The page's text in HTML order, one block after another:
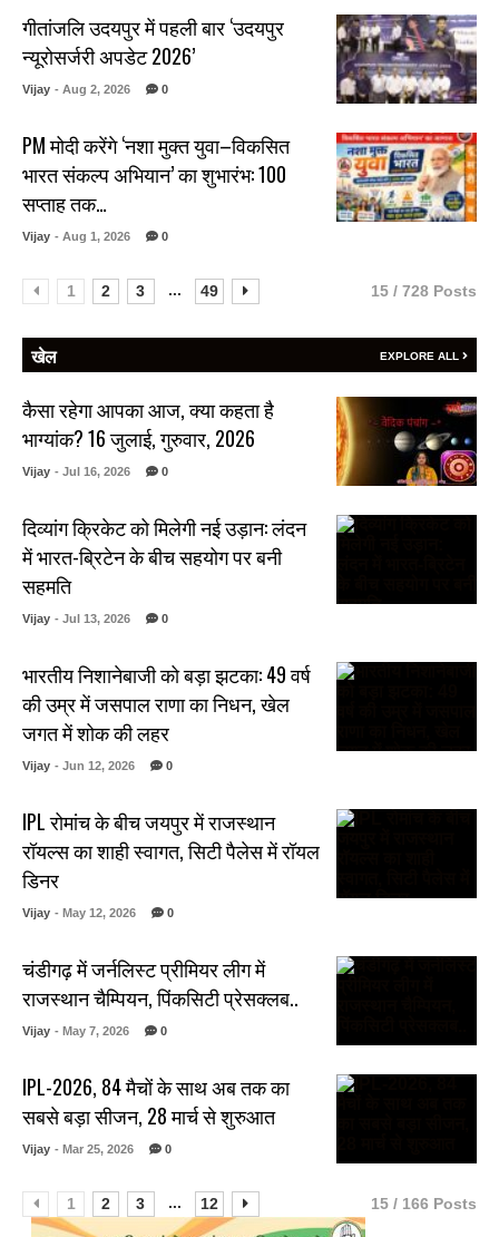
गीतांजलि उदयपुर में पहली बार ‘उदयपुर
न्यूरोसर्जरी अपडेट 2026’
Vijay - Aug 2, 2026 0
PM मोदी करेंगे ‘नशा मुक्त युवा–विकसित
भारत संकल्प अभियान’ का शुभारंभ: 100
सप्ताह तक…
Vijay - Aug 1, 2026 0
1 2 3 ... 49 15 / 728 Posts
खेल EXPLORE ALL
कैसा रहेगा आपका आज, क्या कहता है
भाग्यांक? 16 जुलाई, गुरुवार, 2026
Vijay - Jul 16, 2026 0
दिव्यांग क्रिकेट को मिलेगी नई उड़ान: लंदन
में भारत-ब्रिटेन के बीच सहयोग पर बनी
सहमति
Vijay - Jul 13, 2026 0
भारतीय निशानेबाजी को बड़ा झटका: 49 वर्ष
की उम्र में जसपाल राणा का निधन, खेल
जगत में शोक की लहर
Vijay - Jun 12, 2026 0
IPL रोमांच के बीच जयपुर में राजस्थान
रॉयल्स का शाही स्वागत, सिटी पैलेस में रॉयल
डिनर
Vijay - May 12, 2026 0
चंडीगढ़ में जर्नलिस्ट प्रीमियर लीग में
राजस्थान चैम्पियन, पिंकसिटी प्रेसक्लब..
Vijay - May 7, 2026 0
IPL-2026, 84 मैचों के साथ अब तक का
सबसे बड़ा सीजन, 28 मार्च से शुरुआत
Vijay - Mar 25, 2026 0
1 2 3 ... 12 15 / 166 Posts